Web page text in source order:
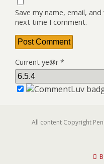
Save my name, email,
next time I comment.
Current ye@r*
All content Copyright